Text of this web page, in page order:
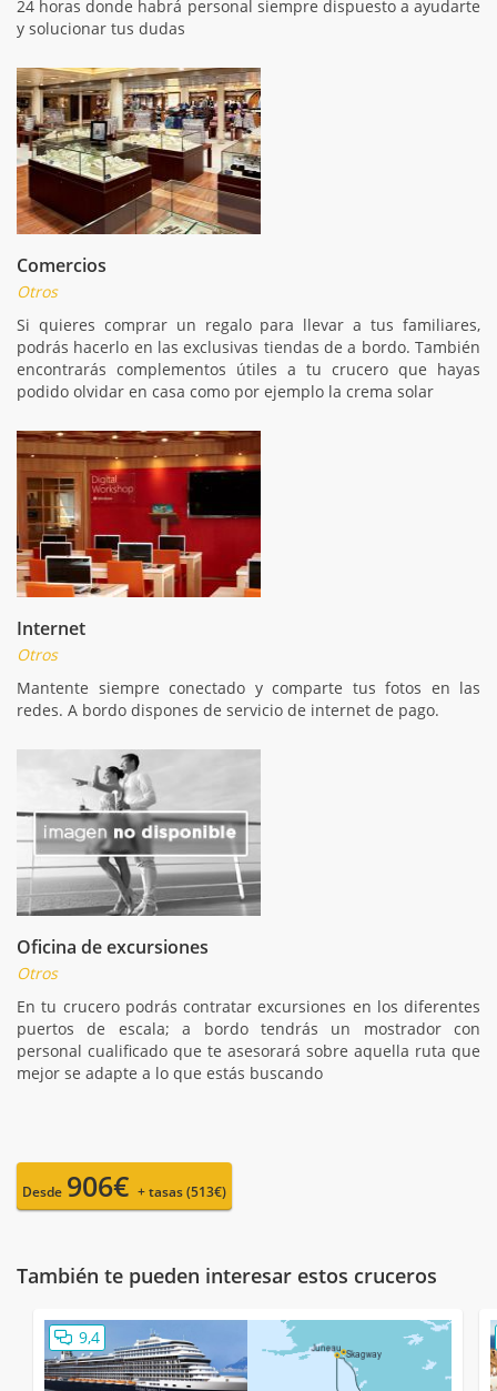
24 horas donde habrá personal siempre dispuesto a ayudarte
y solucionar tus dudas
Comercios
Otros
Si quieres comprar un regalo para llevar a tus familiares,
podrás hacerlo en las exclusivas tiendas de a bordo. También
encontrarás complementos útiles a tu crucero que hayas
podido olvidar en casa como por ejemplo la crema solar
Internet
Otros
Mantente siempre conectado y comparte tus fotos en las
redes. A bordo dispones de servicio de internet de pago.
Oficina de excursiones
Otros
En tu crucero podrás contratar excursiones en los diferentes
puertos de escala; a bordo tendrás un mostrador con
personal cualificado que te asesorará sobre aquella ruta que
mejor se adapte a lo que estás buscando
Desde 906€ + tasas (513€)
También te pueden interesar estos cruceros
9,4